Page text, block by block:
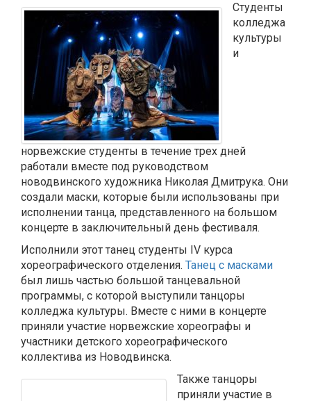
Студенты
колледжа
культуры
и
норвежские студенты в течение трех дней
работали вместе под руководством
новодвинского художника Николая Дмитрука. Они
создали маски, которые были использованы при
исполнении танца, представленного на большом
концерте в заключительный день фестиваля.
Исполнили этот танец студенты IV курса
хореографического отделения. Танец с масками
был лишь частью большой танцевальной
программы, с которой выступили танцоры
колледжа культуры. Вместе с ними в концерте
приняли участие норвежские хореографы и
участники детского хореографического
коллектива из Новодвинска.
Также танцоры
приняли участие в